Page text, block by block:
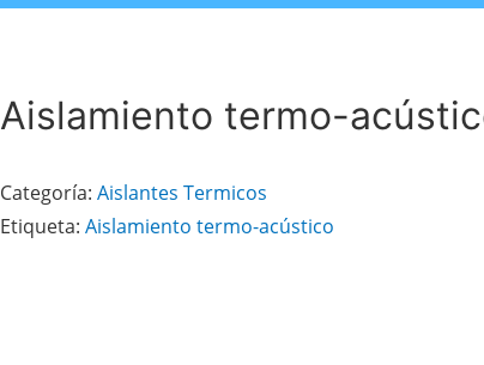
Aislamiento termo-
Categoría: Aislantes Termicos
Etiqueta: Aislamiento termo-acústico